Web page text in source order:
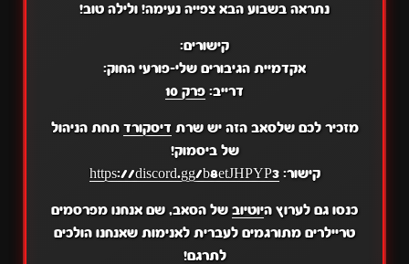
נתראה בשבוע הבא צפייה נעימה! ולילה טוב!
קישורים:
אקדמיית הגיבורים שלי-פורעי החוק:
דרייב: פרק 10
מזכיר לכם שלסאב הזה יש שרת דיסקורד תחת הניהול
של ביסמוק!
קישור:https://discord.gg/b8etJHPYP3
כנסו גם לערוץ היוטיובשל הסאב, שם אנחנו מפרסמים
טריילרים מתורגמים לעברית לאנימות שאנחנו הולכים
לתרגם!